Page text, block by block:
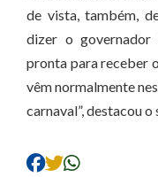
de vista, também,
dizer o governador
pronta para receber
vêm normalmente
carnaval”, destacou